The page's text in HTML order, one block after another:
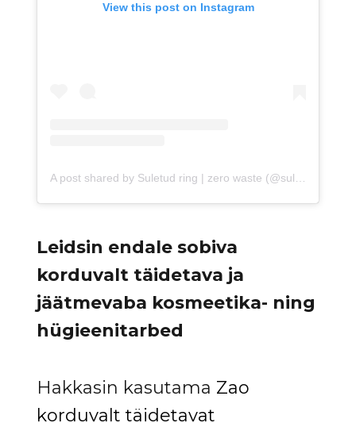
View this post on Instagram
Leidsin endale sobiva
korduvalt täidetava ja
jäätmevaba kosmeetika- ning
hügieenitarbed
Hakkasin kasutama Zao
korduvalt täidetavat